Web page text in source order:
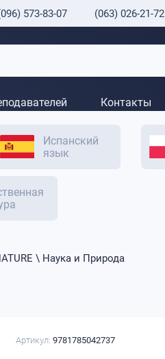
573-83-07 (063) 026-21-72
Контакты
Испанский
язык
\ Наука и Природа
Артикул:9781785042737